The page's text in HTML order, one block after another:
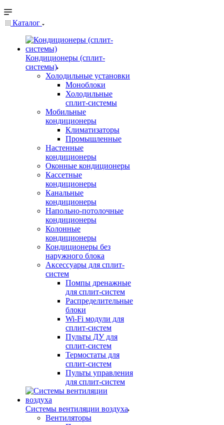
Каталог
Кондиционеры (сплит-
системы)
Холодильные установки
Моноблоки
Холодильные
сплит-системы
Мобильные
кондиционеры
Климатизаторы
Промышленные
Настенные
кондиционеры
Оконные кондиционеры
Кассетные
кондиционеры
Канальные
кондиционеры
Напольно-потолочные
кондиционеры
Колонные
кондиционеры
Кондиционеры без
наружного блока
Аксессуары для сплит-
систем
Помпы дренажные
для сплит-систем
Распределительные
блоки
Wi-Fi модули для
сплит-систем
Пульты ДУ для
сплит-систем
Термостаты для
сплит-систем
Пульты управления
для сплит-систем
Системы вентиляции воздуха
Вентиляторы